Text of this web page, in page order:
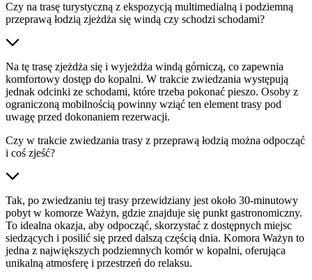
Czy na trasę turystyczną z ekspozycją multimedialną i podziemną
przeprawą łodzią zjeżdża się windą czy schodzi schodami?
Na tę trasę zjeżdża się i wyjeżdża windą górniczą, co zapewnia
komfortowy dostęp do kopalni. W trakcie zwiedzania występują
jednak odcinki ze schodami, które trzeba pokonać pieszo. Osoby z
ograniczoną mobilnością powinny wziąć ten element trasy pod
uwagę przed dokonaniem rezerwacji.
Czy w trakcie zwiedzania trasy z przeprawą łodzią można odpocząć
i coś zjeść?
Tak, po zwiedzaniu tej trasy przewidziany jest około 30-minutowy
pobyt w komorze Ważyn, gdzie znajduje się punkt gastronomiczny.
To idealna okazja, aby odpocząć, skorzystać z dostępnych miejsc
siedzących i posilić się przed dalszą częścią dnia. Komora Ważyn to
jedna z największych podziemnych komór w kopalni, oferująca
unikalną atmosferę i przestrzeń do relaksu.